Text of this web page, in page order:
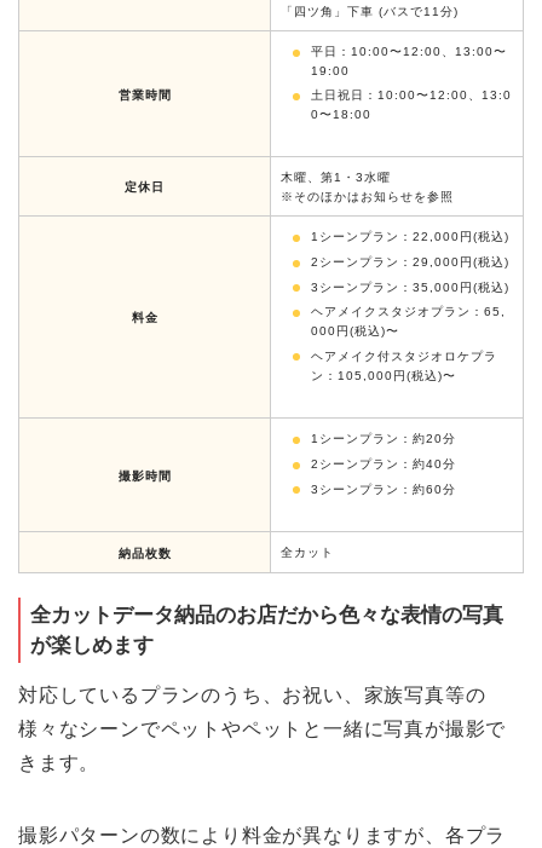
「四ツ角」下車 (バスで11分)
営業時間
平日：10:00〜12:00、13:00〜
19:00
土日祝日：10:00〜12:00、13:0
0〜18:00
定休日
木曜、第1・3水曜
※そのほかはお知らせを参照
料金
1シーンプラン：22,000円(税込)
2シーンプラン：29,000円(税込)
3シーンプラン：35,000円(税込)
ヘアメイクスタジオプラン：65,
000円(税込)〜
ヘアメイク付スタジオロケプラ
ン：105,000円(税込)〜
撮影時間
1シーンプラン：約20分
2シーンプラン：約40分
3シーンプラン：約60分
納品枚数 全カット
全カットデータ納品のお店だから色々な表情の写真
が楽しめます
対応しているプランのうち、お祝い、家族写真等の
様々なシーンでペットやペットと一緒に写真が撮影で
きます。
撮影パターンの数により料金が異なりますが、各プラ